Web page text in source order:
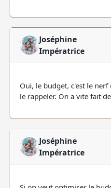
Joséphine
Impératrice
Oui, le budget, c'est le
le rappeler. On a vite fait
Joséphine
Impératrice